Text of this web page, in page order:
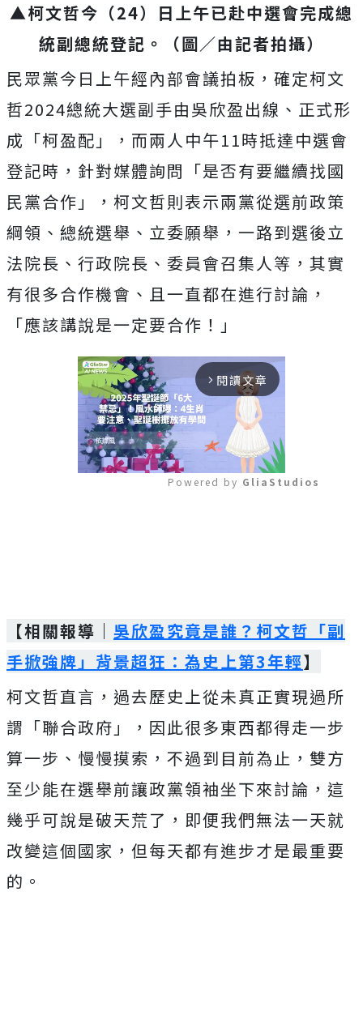
▲柯文哲今（24）日上午已赴中選會完成總
統副總統登記。（圖／由記者拍攝）
民眾黨今日上午經內部會議拍板，確定柯文
哲2024總統大選副手由吳欣盈出線、正式形
成「柯盈配」，而兩人中午11時抵達中選會
登記時，針對媒體詢問「是否有要繼續找國
民黨合作」，柯文哲則表示兩黨從選前政策
綱領、總統選舉、立委願舉，一路到選後立
法院長、行政院長、委員會召集人等，其實
有很多合作機會、且一直都在進行討論，
「應該講說是一定要合作！」
arrow_forward_ios 閱讀文章
Powered by GliaStudios
【相關報導｜ 吳欣盈究竟是誰？柯文哲「副
手掀強牌」背景超狂：為史上第3年輕】
柯文哲直言，過去歷史上從未真正實現過所
謂「聯合政府」，因此很多東西都得走一步
算一步、慢慢摸索，不過到目前為止，雙方
至少能在選舉前讓政黨領袖坐下來討論，這
幾乎可說是破天荒了，即便我們無法一天就
改變這個國家，但每天都有進步才是最重要
的。